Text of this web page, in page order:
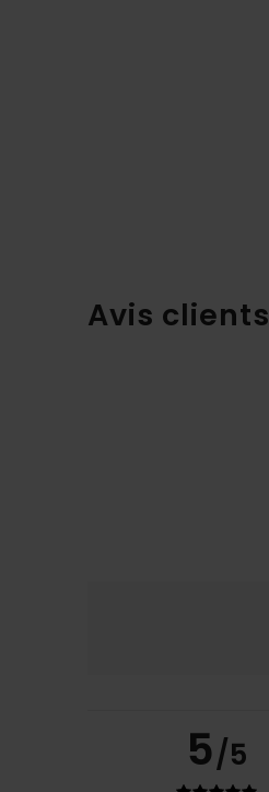
Avis clients
5/5